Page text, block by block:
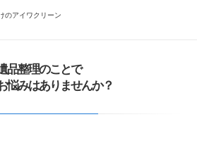
のアイワクリーン
品整理のことで
悩みはありませんか？